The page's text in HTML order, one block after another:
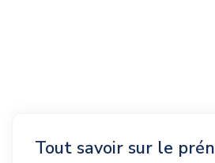
Tout savoir sur le